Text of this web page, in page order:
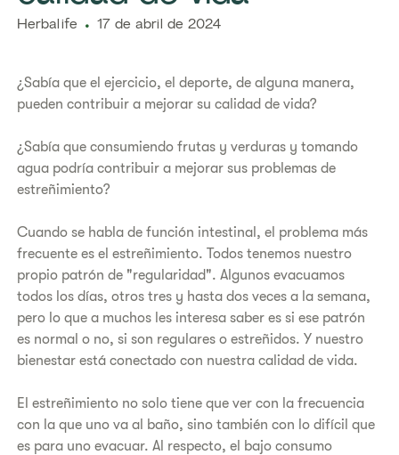
​​Herbalife 17 de abril de 2024
¿Sabía que el ejercicio, el deporte, de alguna manera,
pueden contribuir a mejorar su calidad de vida?
¿Sabía que consumiendo frutas y verduras y tomando
agua podría contribuir a mejorar sus problemas de
estreñimiento?
Cuando se habla de función intestinal, el problema más
frecuente es el estreñimiento. Todos tenemos nuestro
propio patrón de "regularidad". Algunos evacuamos
todos los días, otros tres y hasta dos veces a la semana,
pero lo que a muchos les interesa saber es si ese patrón
es normal o no, si son regulares o estreñidos. Y nuestro
bienestar está conectado con nuestra calidad de vida.
El estreñimiento no solo tiene que ver con la frecuencia
con la que uno va al baño, sino también con lo difícil que
es para uno evacuar. Al respecto, el bajo consumo